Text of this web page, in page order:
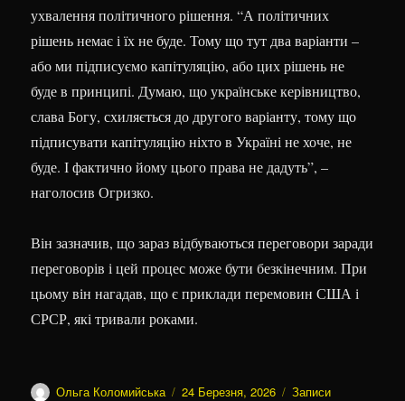
ухвалення політичного рішення. “А політичних
рішень немає і їх не буде. Тому що тут два варіанти –
або ми підписуємо капітуляцію, або цих рішень не
буде в принципі. Думаю, що українське керівництво,
слава Богу, схиляється до другого варіанту, тому що
підписувати капітуляцію ніхто в Україні не хоче, не
буде. І фактично йому цього права не дадуть”, –
наголосив Огризко.
Він зазначив, що зараз відбуваються переговори заради
переговорів і цей процес може бути безкінечним. При
цьому він нагадав, що є приклади перемовин США і
СРСР, які тривали роками.
Автор
Ольга Коломийська Оприлюднено
24 Березня, 2026 Категорії
Записи